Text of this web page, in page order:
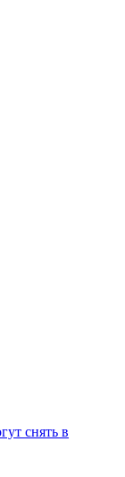
снять в